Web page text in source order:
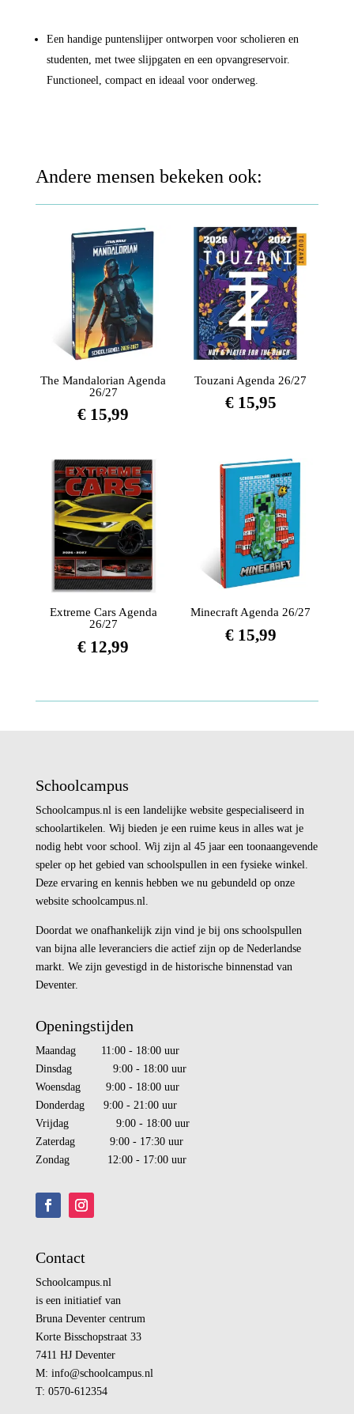
Een handige puntenslijper ontworpen voor scholieren en
studenten, met twee slijpgaten en een opvangreservoir.
Functioneel, compact en ideaal voor onderweg.
Andere mensen bekeken ook:
The Mandalorian Agenda
26/27
€ 15,99
Touzani Agenda 26/27
€15,95
Extreme Cars Agenda
26/27
€ 12,99
Minecraft Agenda 26/27
€15,99
Schoolcampus
Schoolcampus.nl is een landelijke website gespecialiseerd in
schoolartikelen. Wij bieden je een ruime keus in alles wat je
nodig hebt voor school. Wij zijn al 45 jaar een toonaangevende
speler op het gebied van schoolspullen in een fysieke winkel.
Deze ervaring en kennis hebben we nu gebundeld op onze
website schoolcampus.nl.
Doordat we onafhankelijk zijn vind je bij ons schoolspullen
van bijna alle leveranciers die actief zijn op de Nederlandse
markt. We zijn gevestigd in de historische binnenstad van
Deventer.
Openingstijden
Maandag 11:00 - 18:00 uur
Dinsdag 9:00 - 18:00 uur
Woensdag 9:00 - 18:00 uur
Donderdag 9:00 - 21:00 uur
Vrijdag 9:00 - 18:00 uur
Zaterdag 9:00 - 17:30 uur
Zondag 12:00 - 17:00 uur
Contact
Schoolcampus.nl
is een initiatief van
Bruna Deventer centrum
Korte Bisschopstraat 33
7411 HJ Deventer
M: info@schoolcampus.nl
T: 0570-612354